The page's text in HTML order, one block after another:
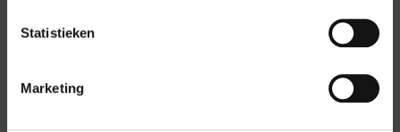
Statistieken
Marketing
1 persoon
Twijfelaar
Zaterdag 12:00 – 17:00